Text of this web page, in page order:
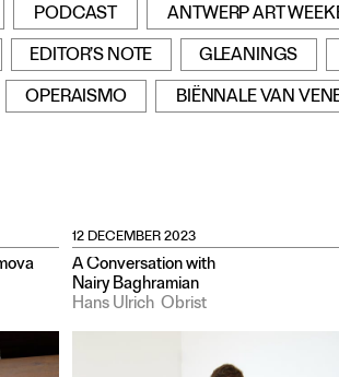
PODCAST ANTWERP ART
EDITOR’S NOTE GLEANINGS
OPERAISMO BIËNNALE VAN
12 DECEMBER 2023
A Conversation with
Nairy Baghramian
Hans Ulrich Obrist